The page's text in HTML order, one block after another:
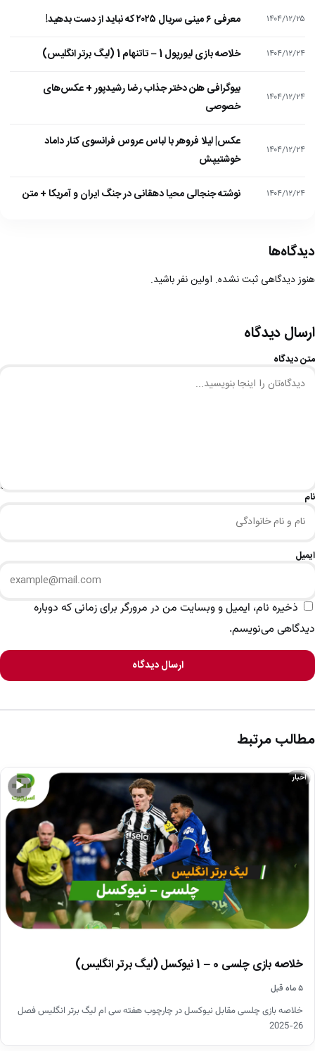
۱۴۰۴/۱۲/۲۵ معرفی ۶ مینی سریال ۲۰۲۵ که نباید از دست بدهید!
۱۴۰۴/۱۲/۲۴ خلاصه بازی لیورپول 1 – تاتنهام 1 (لیگ برتر انگلیس)
۱۴۰۴/۱۲/۲۴
بیوگرافی هلن دختر جذاب رضا رشیدپور + عکس‌های
خصوصی
۱۴۰۴/۱۲/۲۴
عکس| لیلا فروهر با لباس عروس فرانسوی کنار داماد
خوشتیپش
۱۴۰۴/۱۲/۲۴ نوشته جنجالی محیا دهقانی در جنگ ایران و آمریکا + متن
دیدگاه‌ها
هنوز دیدگاهی ثبت نشده. اولین نفر باشید.
ارسال دیدگاه
متن دیدگاه
نام
ایمیل
ذخیره نام، ایمیل و وبسایت من در مرورگر برای زمانی که دوباره
دیدگاهی می‌نویسم.
ارسال دیدگاه
مطالب مرتبط
▶
اخبار
خلاصه بازی چلسی 0 – 1 نیوکسل (لیگ برتر انگلیس)
۵ ماه قبل
خلاصه بازی چلسی مقابل نیوکسل در چارچوب هفته سی ام لیگ برتر انگلیس فصل
26-2025